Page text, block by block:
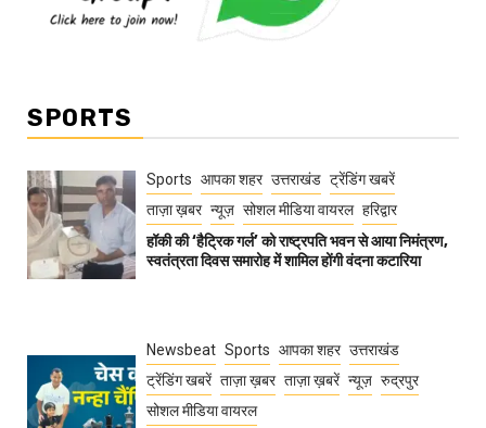
SPORTS
Sports आपका शहर उत्तराखंड ट्रेंडिंग खबरें
ताज़ा ख़बर न्यूज़ सोशल मीडिया वायरल हरिद्वार
हॉकी की ‘हैट्रिक गर्ल’ को राष्ट्रपति भवन से आया निमंत्रण,
स्वतंत्रता दिवस समारोह में शामिल होंगी वंदना कटारिया
Newsbeat Sports आपका शहर उत्तराखंड
ट्रेंडिंग खबरें ताज़ा ख़बर ताज़ा ख़बरें न्यूज़ रुद्रपुर
सोशल मीडिया वायरल